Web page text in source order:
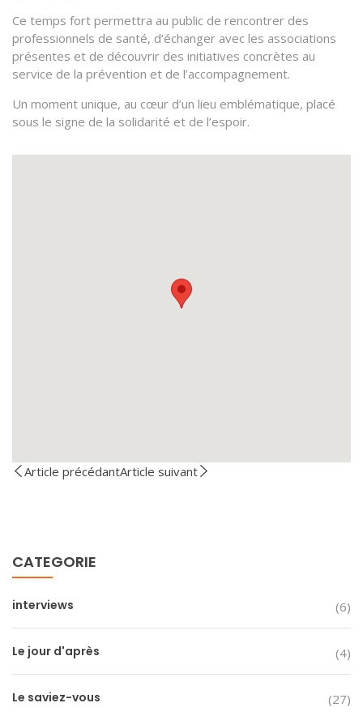
Ce temps fort permettra au public de rencontrer des
professionnels de santé, d’échanger avec les associations
présentes et de découvrir des initiatives concrètes au
service de la prévention et de l’accompagnement.
Un moment unique, au cœur d’un lieu emblématique, placé
sous le signe de la solidarité et de l’espoir.
Article précédantArticle suivant
CATEGORIE
interviews (6)
Le jour d'après (4)
Le saviez-vous (27)